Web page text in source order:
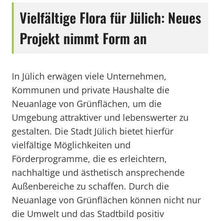
Vielfältige Flora für Jülich: Neues
Projekt nimmt Form an
In Jülich erwägen viele Unternehmen,
Kommunen und private Haushalte die
Neuanlage von Grünflächen, um die
Umgebung attraktiver und lebenswerter zu
gestalten. Die Stadt Jülich bietet hierfür
vielfältige Möglichkeiten und
Förderprogramme, die es erleichtern,
nachhaltige und ästhetisch ansprechende
Außenbereiche zu schaffen. Durch die
Neuanlage von Grünflächen können nicht nur
die Umwelt und das Stadtbild positiv